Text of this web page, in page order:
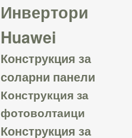
Инвертори
Huawei
Конструкция за
соларни панели
Конструкция за
фотоволтаици
Конструкция за